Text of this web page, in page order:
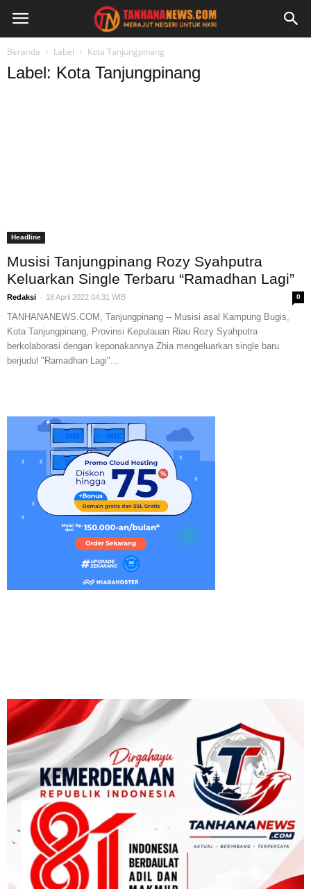
Beranda Label Kota Tanjungpinang
Label: Kota Tanjungpinang
Headline
Musisi Tanjungpinang Rozy Syahputra
Keluarkan Single Terbaru “Ramadhan Lagi”
Redaksi - 18 April 2022 04:31 WIB 0
TANHANANEWS.COM, Tanjungpinang -- Musisi asal Kampung Bugis,
Kota Tanjungpinang, Provinsi Kepulauan Riau Rozy Syahputra
berkolaborasi dengan keponakannya Zhia mengeluarkan single baru
berjudul "Ramadhan Lagi"...